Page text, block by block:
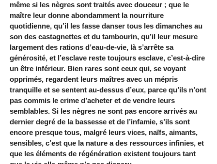
même si les nègres sont traités avec douceur ; que le
maître leur donne abondamment la nourriture
quotidienne, qu’il les fasse danser tous les dimanches au
son des castagnettes et du tambourin, qu’il leur mesure
largement des rations d’eau-de-vie, là s’arrête sa
générosité, et l’esclave reste toujours esclave, c’est-à-dire
un être inférieur. Bien rares sont ceux qui, se voyant
opprimés, regardent leurs maîtres avec un mépris
tranquille et se sentent au-dessus d’eux, parce qu’ils n’ont
pas commis le crime d’acheter et de vendre leurs
semblables. Si les nègres ne sont pas encore arrivés au
dernier degré de la bassesse et de l’infamie, s’ils sont
encore presque tous, malgré leurs vices, naïfs, aimants,
sensibles, c’est que la nature a des ressources infinies, et
que les éléments de régénération existent toujours tant